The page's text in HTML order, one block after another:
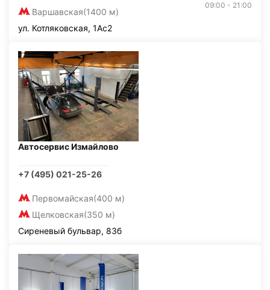
Варшавская(1400 м)
09:00 - 21:00
ул. Котляковская, 1Ас2
Автосервис Измайлово
+7 (495) 021-25-26
Первомайская(400 м)
Щелковская(350 м)
Сиреневый бульвар, 83б